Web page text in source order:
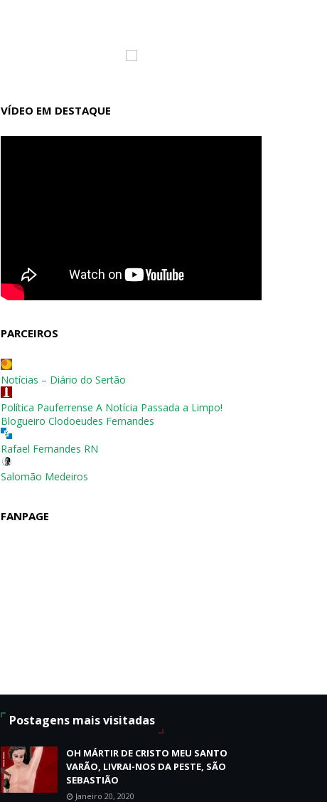
VÍDEO EM DESTAQUE
PARCEIROS
Notícias – Diário do Sertão
Política Pauferrense A Notícia Passada a Limpo!
Blogueiro Clodoeudes Fernandes
Rafael Fernandes RN
Salomão Medeiros
FANPAGE
Postagens mais visitadas
OH MÁRTIR DE CRISTO MEU SANTO
VARÃO, LIVRAI-NOS DA PESTE, SÃO
SEBASTIÃO
Janeiro 20, 2020